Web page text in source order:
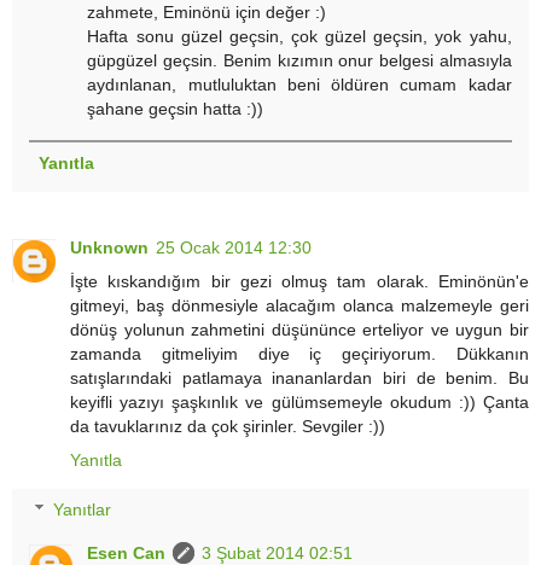
zahmete, Eminönü için değer :)
Hafta sonu güzel geçsin, çok güzel geçsin, yok yahu,
güpgüzel geçsin. Benim kızımın onur belgesi almasıyla
aydınlanan, mutluluktan beni öldüren cumam kadar
şahane geçsin hatta :))
Yanıtla
Unknown 25 Ocak 2014 12:30
İşte kıskandığım bir gezi olmuş tam olarak. Eminönün'e
gitmeyi, baş dönmesiyle alacağım olanca malzemeyle geri
dönüş yolunun zahmetini düşününce erteliyor ve uygun bir
zamanda gitmeliyim diye iç geçiriyorum. Dükkanın
satışlarındaki patlamaya inananlardan biri de benim. Bu
keyifli yazıyı şaşkınlık ve gülümsemeyle okudum :)) Çanta
da tavuklarınız da çok şirinler. Sevgiler :))
Yanıtla
Yanıtlar
Esen Can
3 Şubat 2014 02:51